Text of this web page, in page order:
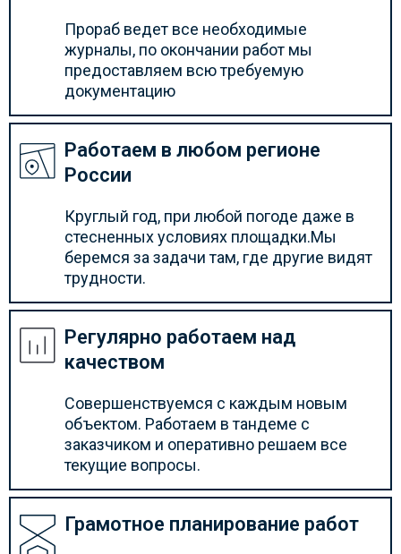
Прораб ведет все необходимые
журналы, по окончании работ мы
предоставляем всю требуемую
документацию
Работаем в любом регионе
России
Круглый год, при любой погоде даже в
стесненных условиях площадки.Мы
беремся за задачи там, где другие видят
трудности.
Регулярно работаем над
качеством
Совершенствуемся с каждым новым
объектом. Работаем в тандеме с
заказчиком и оперативно решаем все
текущие вопросы.
Грамотное планирование работ